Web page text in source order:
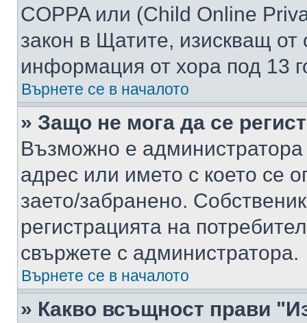
COPPA или (Child Online
закон в Щатите, изискващ от
информация от хора под 13
Върнете се в началото
» Защо не мога да се
Възможно е
адрес или името с което се
заето/забранено.
регистрацията на
свържете с администратора.
Върнете се в началото
» Какво всъщност прави